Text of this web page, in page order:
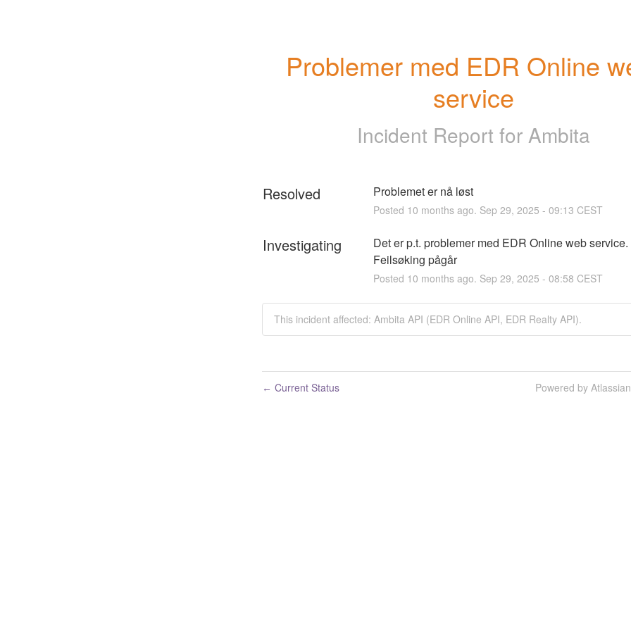
Problemer med EDR Online
service
Incident Report for Ambita
Resolved Problemet er nå løst
Posted 10 months ago. Sep 29, 2025 - 09:13 CEST
Investigating
Det er p.t. problemer med EDR Online web service.
Feilsøking pågår
Posted 10 months ago. Sep 29, 2025 - 08:58 CEST
This incident affected: Ambita API (EDR Online API, EDR Realty API).
← Current Status Powered by